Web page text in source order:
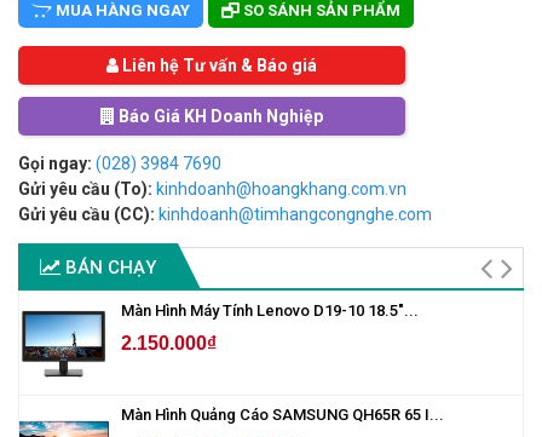
MUA HÀNG NGAY SO SÁNH SẢN PHẨM
Liên hệ Tư vấn & Báo giá
Báo Giá KH Doanh Nghiệp
Gọi ngay: (028) 3984 7690
Gửi yêu cầu (To): kinhdoanh@hoangkhang.com.vn
Gửi yêu cầu (CC): kinhdoanh@timhangcongnghe.com
BÁN CHẠY
Màn Hình Máy Tính Lenovo D19-10 18.5"...
2.150.000₫
Màn Hình Quảng Cáo SAMSUNG QH65R 65 I...